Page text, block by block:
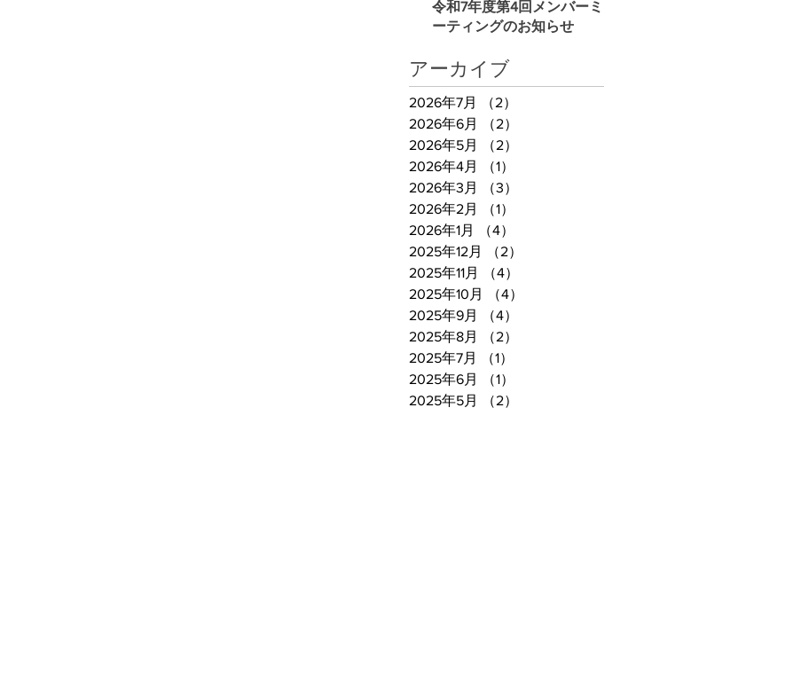
令和7年度第4回メンバーミ
ーティングのお知らせ
アーカイブ
2026年7月 （2）
2026年6月
（2）
2026年5月
（2）
2026年4月
（1）
2026年3月
（3）
2026年2月
（1）
2026年1月
（4）
2025年12月
（2）
2025年11月
（4）
2025年10月
（4）
2025年9月
（4）
2025年8月
（2）
2025年7月
（1）
2025年6月
（1）
2025年5月
（2）